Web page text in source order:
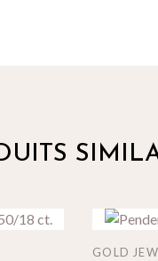
GOLD